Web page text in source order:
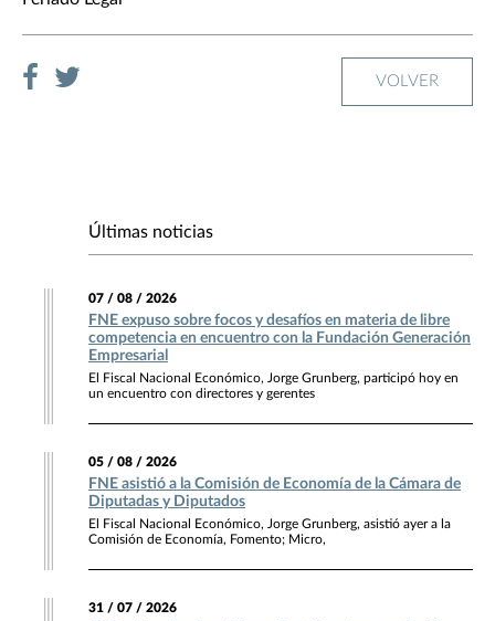
VOLVER
Últimas noticias
07 / 08 / 2026
FNE expuso sobre focos y desafíos en materia de libre
competencia en encuentro con la Fundación Generación
Empresarial
El Fiscal Nacional Económico, Jorge Grunberg, participó hoy en
un encuentro con directores y gerentes
05 / 08 / 2026
FNE asistió a la Comisión de Economía de la Cámara de
Diputadas y Diputados
El Fiscal Nacional Económico, Jorge Grunberg, asistió ayer a la
Comisión de Economía, Fomento; Micro,
31 / 07 / 2026